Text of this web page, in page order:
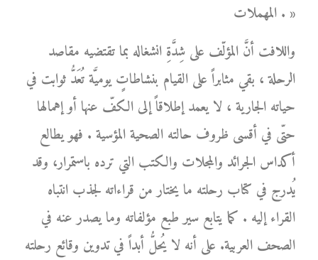
المهملات . »
واللافت أنَّ المؤلّف على شِدَّةِ انشغاله بما تقتضيه مقاصد
الرحلة ، بقي مثابراً على القيام بنشاطاتٍ يوميَّة تُعَدُّ ثوابت في
حياته الجارية ، لا يعمد إطلاقاً إلى الكفّ عنها أو إهمالها
حتّى في أقسى ظروف حالته الصحية المؤسية . فهو يطالع
أكداس الجرائد والمجلات والكتب التي ترده باستمرار، وقد
يُدرج في كتاب رحلته ما يختار من قراءاته لجذب انتباه
القراء إليه . كما يتابع سير طبع مؤلفاته وما يصدر عنه في
الصحف العربية. على أنه لا يُحلُّ أبداً في تدوين وقائع رحلته